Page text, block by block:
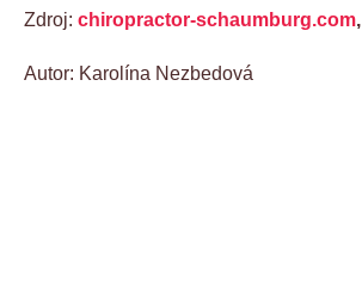
Zdroj: chiropractor-schaumburg.com,
Autor: Karolína Nezbedová